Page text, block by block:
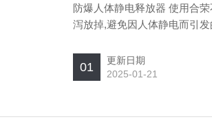
防爆人体静电释放器 使用合
泻放掉,避免因人体静电而引
01
更新日期
2025-01-21